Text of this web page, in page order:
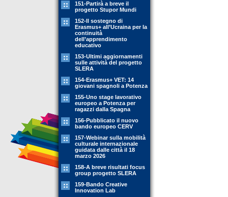
151-Partirà a breve il
progetto Stupor Mundi
152-Il sostegno di
Erasmus+ all’Ucraina per la
continuità
dell’apprendimento
educativo
153-Ultimi aggiornamenti
sulle attività del progetto
SLERA
154-Erasmus+ VET: 14
giovani spagnoli a Potenza
155-Uno stage lavorativo
europeo a Potenza per
ragazzi dalla Spagna
156-Pubblicato il nuovo
bando europeo CERV
157-Webinar sulla mobilità
culturale internazionale
guidata dalle città il 18
marzo 2026
158-A breve risultati focus
group progetto SLERA
159-Bando Creative
Innovation Lab